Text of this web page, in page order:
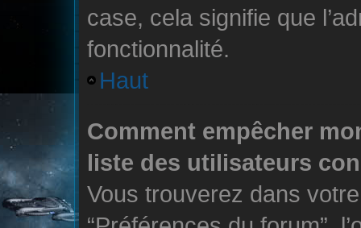
case, cela signifie que
fonctionnalité.
Haut
Comment empêcher
liste des utilisateurs
Vous trouverez dans